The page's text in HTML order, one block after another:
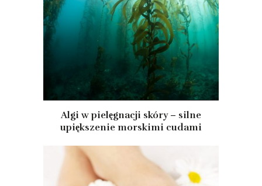
Algi w pielęgnacji skóry – silne
upiększenie morskimi cudami